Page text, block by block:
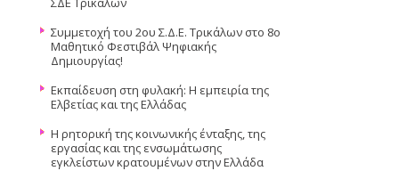
Συμμετοχή του 2ου Σ.Δ.Ε. Τρικάλων στο 8ο
Μαθητικό Φεστιβάλ Ψηφιακής
Δημιουργίας!
Εκπαίδευση στη φυλακή: Η εμπειρία της
Ελβετίας και της Ελλάδας
Η ρητορική της κοινωνικής ένταξης, της
εργασίας και της ενσωμάτωσης
εγκλείστων κρατουμένων στην Ελλάδα